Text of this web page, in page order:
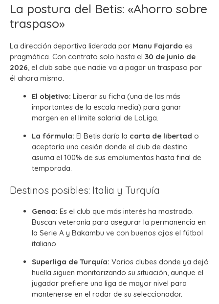
La postura del Betis: «Ahorro sobre
traspaso»
La dirección deportiva liderada por Manu Fajardo es
pragmática. Con contrato solo hasta el 30 de junio de
2026 , el club sabe que nadie va a pagar un traspaso por
él ahora mismo.
El objetivo: Liberar su ficha (una de las más
importantes de la escala media) para ganar
margen en el límite salarial de LaLiga.
La fórmula: El Betis daría la carta de libertad o
aceptaría una cesión donde el club de destino
asuma el 100% de sus emolumentos hasta final de
temporada.
Destinos posibles: Italia y Turquía
Genoa: Es el club que más interés ha mostrado.
Buscan veteranía para asegurar la permanencia en
la Serie A y Bakambu ve con buenos ojos el fútbol
italiano.
Superliga de Turquía: Varios clubes donde ya dejó
huella siguen monitorizando su situación, aunque el
jugador prefiere una liga de mayor nivel para
mantenerse en el radar de su seleccionador.